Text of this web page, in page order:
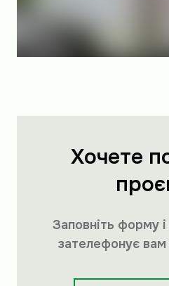
Хочете
Заповніть форму
зателефонує